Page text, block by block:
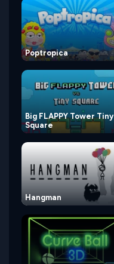
Poptropica
Big FLAPPY Tower Tiny
Square
Hangman